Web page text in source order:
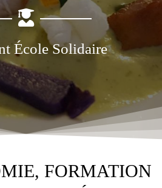
École Solidaire
FORMATION